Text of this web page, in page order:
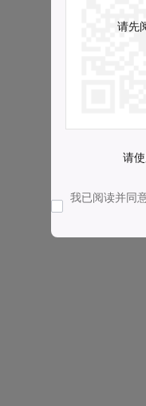
请先
请
我已阅读并同